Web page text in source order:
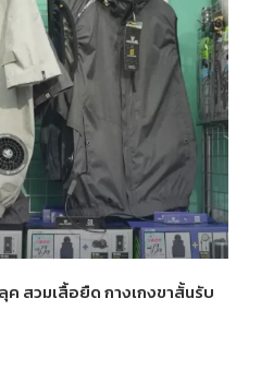
สวมเสื้อยืด กางเกงขาสั้นรับ